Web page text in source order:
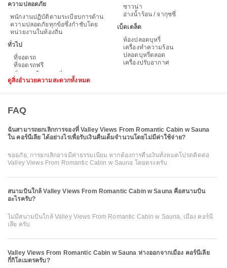
ความปลอดภัย
พนักงานปฏิบัติตามระเบียบการด้าน
ความปลอดภัยทุกข้อซึ่งกำชับโดย
หน่วยงานในท้องถิ่น
ทั่วไป
ที่จอดรถ
ที่จอดรถฟรี
ซาวน่า
อ่างน้ำร้อน / จากุซซี่
เบ็ดเตล็ด
ห้องปลอดบุหรี่
เครื่องทำความร้อน
ปลอดบุหรี่ตลอด
เครื่องปรับอากาศ
ดูสิ่งอำนวยความสะดวกทั้งหมด
FAQ
ฉันสามารถยกเลิกการจองที่ Valley Views From Romantic Cabin w Sauna
ใน คอร์นีเลีย ได้อย่างไรเพื่อรับเงินคืนเต็มจำนวนโดยไม่มีค่าใช้จ่าย?
ขออภัย, การยกเลิกอาจมีค่าธรรมเนียม หากต้องการคืนเงินทั้งหมดโปรดติดต่อ
Valley Views From Romantic Cabin w Sauna โดยตรงครับ
สนามบินใกล้ Valley Views From Romantic Cabin w Sauna คือสนามบิน
อะไรครับ?
ไม่มีสนามบินใกล้ Valley Views From Romantic Cabin w Sauna, เมือง คอร์นี
เลีย ครับ
Valley Views From Romantic Cabin w Sauna ห่างออกจากเมือง คอร์นีเลีย
กี่กิโลเมตรครับ?